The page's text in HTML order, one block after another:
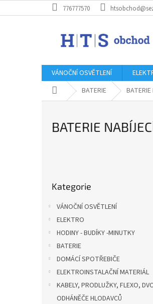
na
776777570
VÁNOČNÍ OSVĚTLENÍ
Domů BATERIE BATERIE
BATERIE
kategorie
Kategorie
VÁNOČNÍ OSVĚTLENÍ
ELEKTRO
HODINY - BUDÍKY -MINUTKY
BATERIE
DOMÁCÍ SPOTŘEBIČE
ELEKTROINSTALAČNÍ MATERIÁL
KABELY, PRODLUŽKY, FLEXO,
ODHÁNĚČE HLODAVCŮ